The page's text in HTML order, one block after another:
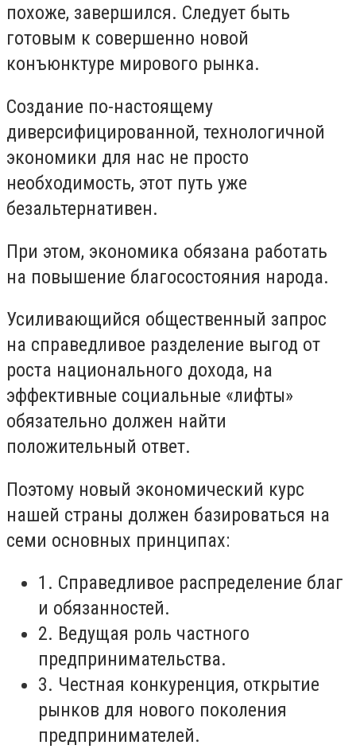
похоже, завершился. Следует быть
готовым к совершенно новой
конъюнктуре мирового рынка.
Создание по-настоящему
диверсифицированной, технологичной
экономики для нас не просто
необходимость, этот путь уже
безальтернативен.
При этом, экономика обязана работать
на повышение благосостояния народа.
Усиливающийся общественный запрос
на справедливое разделение выгод от
роста национального дохода, на
эффективные социальные «лифты»
обязательно должен найти
положительный ответ.
Поэтому новый экономический курс
нашей страны должен базироваться на
семи основных принципах:
1. Справедливое распределение благ
и обязанностей.
2. Ведущая роль частного
предпринимательства.
3. Честная конкуренция, открытие
рынков для нового поколения
предпринимателей.